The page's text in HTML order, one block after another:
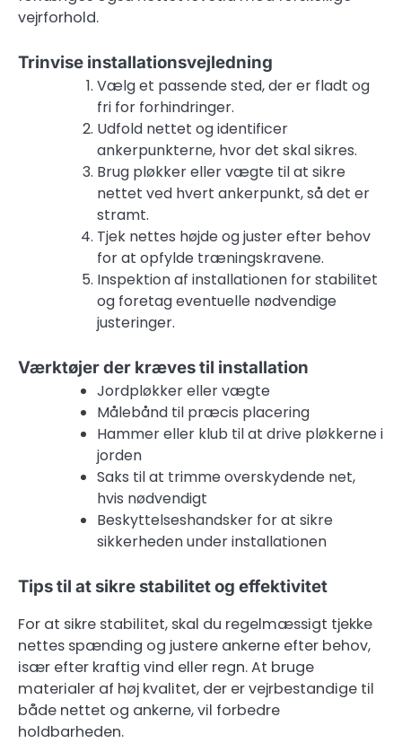
vejrforhold.
Trinvise installationsvejledning
Vælg et passende sted, der er fladt og
fri for forhindringer.
Udfold nettet og identificer
ankerpunkterne, hvor det skal sikres.
Brug pløkker eller vægte til at sikre
nettet ved hvert ankerpunkt, så det er
stramt.
Tjek nettes højde og juster efter behov
for at opfylde træningskravene.
Inspektion af installationen for stabilitet
og foretag eventuelle nødvendige
justeringer.
Værktøjer der kræves til installation
Jordpløkker eller vægte
Målebånd til præcis placering
Hammer eller klub til at drive pløkkerne i
jorden
Saks til at trimme overskydende net,
hvis nødvendigt
Beskyttelseshandsker for at sikre
sikkerheden under installationen
Tips til at sikre stabilitet og effektivitet
For at sikre stabilitet, skal du regelmæssigt tjekke
nettes spænding og justere ankerne efter behov,
især efter kraftig vind eller regn. At bruge
materialer af høj kvalitet, der er vejrbestandige til
både nettet og ankerne, vil forbedre
holdbarheden.